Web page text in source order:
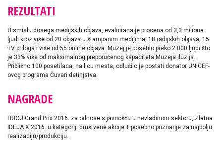
REZULTATI
U smislu dosega medijskih objava, evaluirana je procena od 3,3 miliona
ljudi kroz više od 20 objava u štampanim medijima, 18 radijskih objava, 15
TV priloga i više od 55 online objava. Muzej je posetilo preko 2.000 ljudi što
je 33% više od maksimalnog preporučenog kapaciteta Muzeja iluzija.
Približno 100 posetilaca, na licu mesta, odlučilo je postati donator UNICEF-
ovog programa Čuvari detinjstva.
NAGRADE
HUOJ Grand Prix 2016. za odnose s javnošću u nevladinom sektoru, Zlatna
IDEJA X 2016. u kategoriji društvene akcije + posebno priznanje za najbolju
realizaciju/produkciju.